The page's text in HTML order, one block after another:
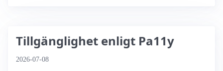
Tillgänglighet enligt Pa11y
2026-07-08